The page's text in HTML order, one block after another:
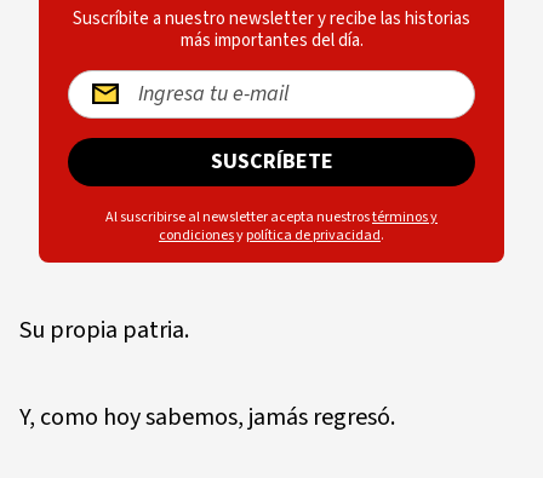
Suscríbite a nuestro newsletter y recibe las historias
más importantes del día.
SUSCRÍBETE
Al suscribirse al newsletter acepta nuestrostérminos y
condicionesypolítica de privacidad.
Su propia patria.
Y, como hoy sabemos, jamás regresó.